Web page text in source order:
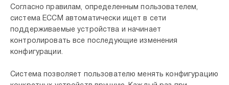
Согласно правилам, определенным пользователем,
система ECCM автоматически ищет в сети
поддерживаемые устройства и начинает
контролировать все последующие изменения
конфигурации.
Система позволяет пользователю менять конфигурацию